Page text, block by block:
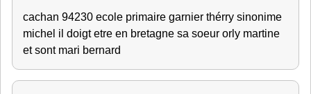
cachan 94230 ecole primaire garnier thérry sinonime
michel il doigt etre en bretagne sa soeur orly martine
et sont mari bernard